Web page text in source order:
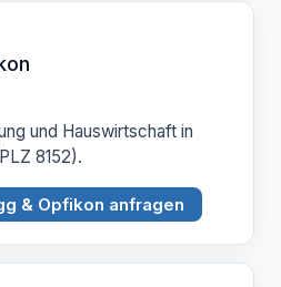
und Hauswirtschaft in
8152).
& Opfikon anfragen